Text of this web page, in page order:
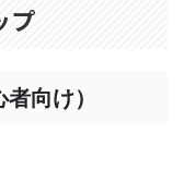
プ
向け）